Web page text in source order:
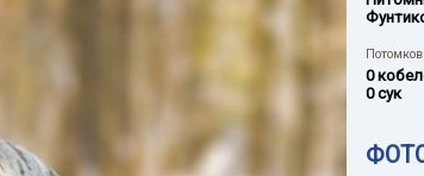
0
0 сук